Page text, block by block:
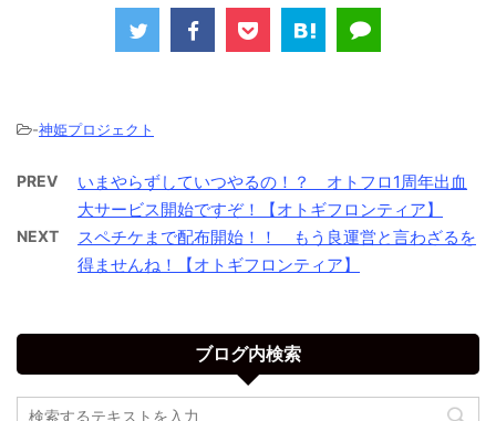
-神姫プロジェクト
PREV
いまやらずしていつやるの！？ オトフロ1周年出血
大サービス開始ですぞ！【オトギフロンティア】
NEXT
スペチケまで配布開始！！ もう良運営と言わざるを
得ませんね！【オトギフロンティア】
ブログ内検索